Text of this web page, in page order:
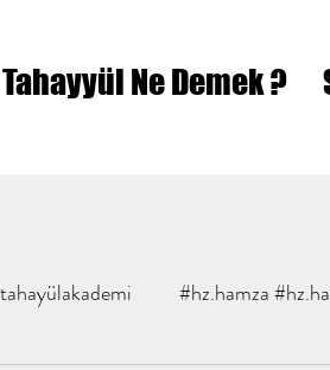
Tahayyül Ne Demek ?
#hz.hamza